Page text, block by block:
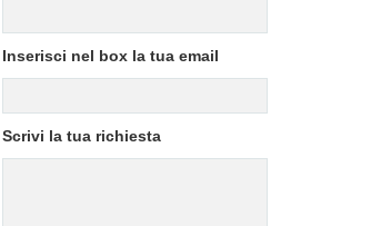
Inserisci nel box la tua email
Scrivi la tua richiesta